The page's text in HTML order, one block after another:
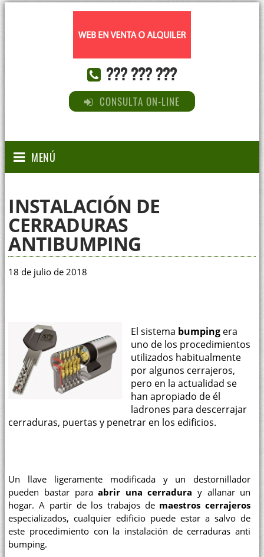
??? ??? ???
CONSULTA ON-LINE
MENÚ
INSTALACIÓN DE
CERRADURAS
ANTIBUMPING
18 de julio de 2018
El sistema bumpingera
uno de los procedimientos
utilizados habitualmente
por algunos cerrajeros,
pero en la actualidad se
han apropiado de él
ladrones para descerrajar
cerraduras, puertas y penetrar en los edificios.
Un llave ligeramente modificada y un destornillador
pueden bastar paraabrir una cerradura y allanar un
hogar. A partir de los trabajos de maestros cerrajeros
especializados, cualquier edificio puede estar a salvo de
este procedimiento con la instalación de cerraduras anti
bumping.